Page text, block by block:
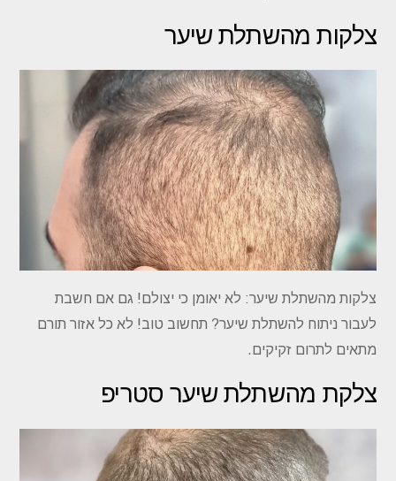
צלקות מהשתלת שיער
צלקות מהשתלת שיער: לא יאומן כי יצולם! גם אם חשבת
לעבור ניתוח להשתלת שיער? תחשוב טוב! לא כל אזור תורם
מתאים לתרום זקיקים.
צלקת מהשתלת שיער סטריפ